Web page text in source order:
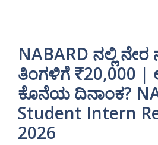
NABARD ನಲ್ಲಿ
ತಿಂಗಳಿಗೆ ₹20,000 |
ಕೊನೆಯ ದಿನಾಂಕ?
Student Intern
2026